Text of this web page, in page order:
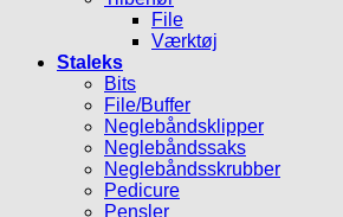
File
Værktøj
Staleks
Bits
File/Buffer
Neglebåndsklipper
Neglebåndssaks
Neglebåndsskrubber
Pedicure
Pensler